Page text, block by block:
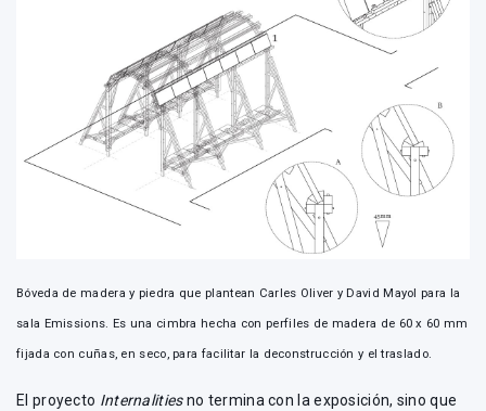
Bóveda de madera y piedra que plantean Carles Oliver y David Mayol para la
sala Emissions. Es una cimbra hecha con perfiles de madera de 60 x 60 mm
fijada con cuñas, en seco, para facilitar la deconstrucción y el traslado.
El proyecto Internalitiesno termina con la exposición, sino que